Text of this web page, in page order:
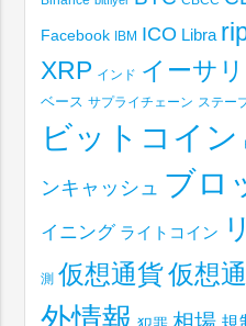
Facebook IBM ICO Libra
XRP インド イーサ
ベース サプライチェーン ステー
ビットコイン
ンキャッシュ ブロ
イニング ライトコイン
測 仮想通貨仮想
外情報